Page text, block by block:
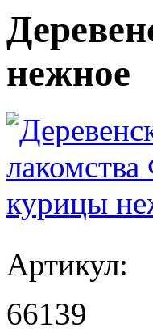
нежное
Артикул:
66139